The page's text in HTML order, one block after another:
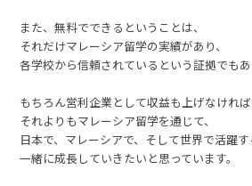
また、無料でできるということは、
それだけマレーシア留学の実績があり、
各学校から信頼されているという証拠でもあ
もちろん営利企業として収益も上げなければ
それよりもマレーシア留学を通じて、
日本で、マレーシアで、そして世界で活躍
一緒に成長していきたいと思っています。